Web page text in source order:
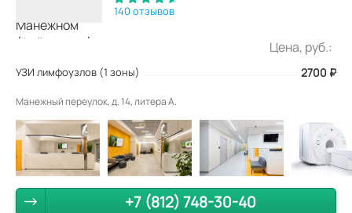
140 отзывов
Цена, руб.:
УЗИ лимфоузлов (1 зоны) 2700 ₽
Манежный переулок, д. 14, литера А.
+7 (812) 748-30-40